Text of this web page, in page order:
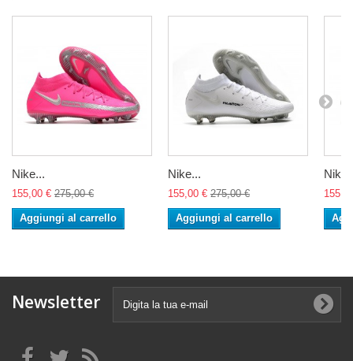
Nike...
155,00 € 275,00 €
Aggiungi al carrello
Nike...
155,00 € 275,00 €
Aggiungi al carrello
Newsletter